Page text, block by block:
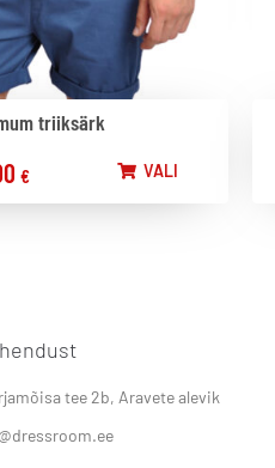
triiksärk
€ VALI
tee 2b, Aravete alevik